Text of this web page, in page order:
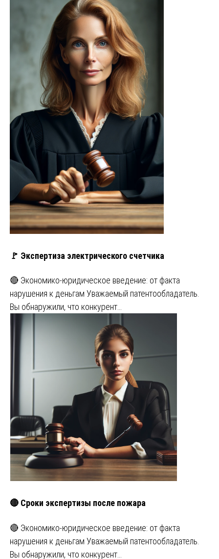
🚩 Экспертиза электрического счетчика
🔴 Экономико-юридическое введение: от факта
нарушения к деньгам Уважаемый патентообладатель.
Вы обнаружили, что конкурент…
🔴 Сроки экспертизы после пожара
🔴 Экономико-юридическое введение: от факта
нарушения к деньгам Уважаемый патентообладатель.
Вы обнаружили, что конкурент…